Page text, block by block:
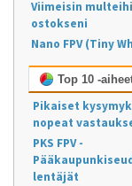
Viimeisin
ostokseni
Nano FPV (Tiny
Top 10 -
Pikaiset
nopeat
PKS FPV -
lentäjät